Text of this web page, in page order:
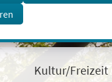
Kultur/Freizeit